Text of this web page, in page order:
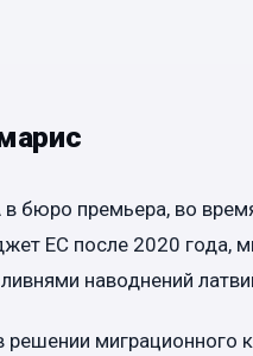
в бюро премьера, во
ЕС после 2020 года,
наводнений
решении миграционного